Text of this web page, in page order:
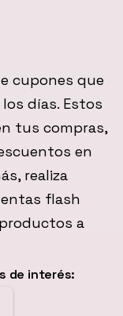
cupones que
días. Estos
tus compras,
en
realiza
flash
a
de interés: